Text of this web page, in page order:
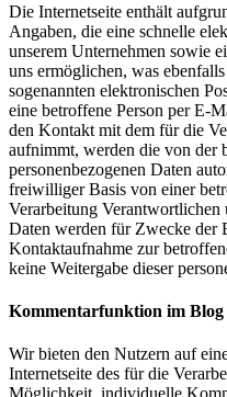
Die Internetseite enthält
Angaben, die eine schnelle
unserem Unternehmen sowie
uns ermöglichen, was
sogenannten elektronischen
eine betroffene Person per E-
den Kontakt mit dem für die
aufnimmt, werden die von der
personenbezogenen Daten
freiwilliger Basis von einer
Verarbeitung Verantwortlichen
Daten werden für Zwecke der
Kontaktaufnahme zur
keine Weitergabe dieser
Kommentarfunktion im Blog
Wir bieten den Nutzern auf
Internetseite des für die